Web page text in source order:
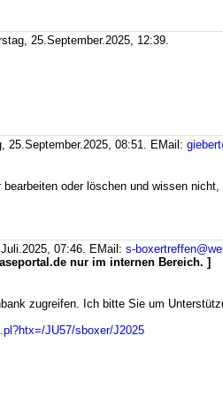
25.September.2025, 12:39.
25.September.2025, 08:51. EMail:
oder löschen und wissen
07:46. EMail: s-
nur im internen Bereich. ]
zugreifen. Ich bitte Sie um
JU57/sboxer/J2025